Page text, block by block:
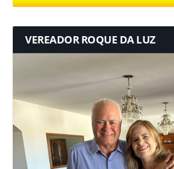
VEREADOR ROQUE DA LUZ